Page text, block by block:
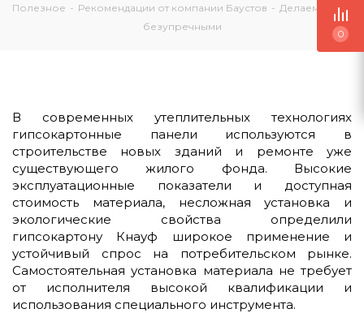
Полезное - Рекомендации от компании Баустов - Делаем стены
безупречными
В современных утеплительных технологиях
гипсокартонные панели используются в
строительстве новых зданий и ремонте уже
существующего жилого фонда. Высокие
эксплуатационные показатели и доступная
стоимость материала, несложная установка и
экологические свойства определили
гипсокартону Кнауф широкое применение и
устойчивый спрос на потребительском рынке.
Самостоятельная установка материала не требует
от исполнителя высокой квалификации и
использования специального инструмента.
0